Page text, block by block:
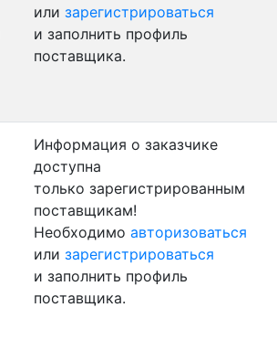
или зарегистрироваться
и заполнить профиль
поставщика.
Информация о заказчике
доступна
только зарегистрированным
поставщикам!
Необходимо авторизоваться
или зарегистрироваться
и заполнить профиль
поставщика.